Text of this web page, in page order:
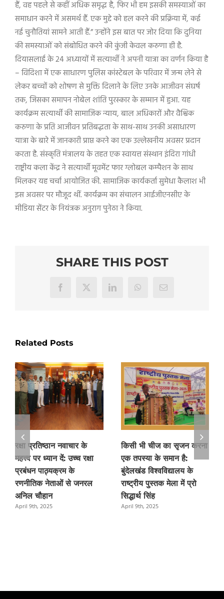
हैं, वह पहले से कहीं अधिक समृद्ध है, फिर भी हम इसकी समस्याओं का
समाधान करने में असमर्थ हैं. एक मुद्दे को हल करने की प्रक्रिया में, कई
नई चुनौतियां सामने आती हैं.” उन्होंने इस बात पर जोर दिया कि दुनिया
की समस्याओं को संबोधित करने की कुंजी केवल करुणा ही है.
दियासलाई के 24 अध्यायों में सत्यार्थी ने अपनी यात्रा का वर्णन किया है
– विदिशा में एक साधारण पुलिस कांस्टेबल के परिवार में जन्म लेने से
लेकर बच्चों को शोषण से मुक्ति दिलाने के लिए उनके आजीवन संघर्ष
तक, जिसका समापन नोबेल शांति पुरस्कार के सम्मान में हुआ. यह
कार्यक्रम सत्यार्थी की सामाजिक न्याय, बाल अधिकारों और वैश्विक
करुणा के प्रति आजीवन प्रतिबद्धता के साथ-साथ उनकी असाधारण
यात्रा के बारे में जानकारी प्राप्त करने का एक उल्लेखनीय अवसर प्रदान
करता है. संस्कृति मंत्रालय के तहत एक स्वायत्त संस्थान इंदिरा गांधी
राष्ट्रीय कला केंद्र ने सत्यार्थी मूवमेंट फार ग्लोबल कम्पैशन के साथ
मिलकर यह चर्चा आयोजित की. सामाजिक कार्यकर्ता सुमेधा कैलाश भी
इस अवसर पर मौजूद थीं. कार्यक्रम का संचालन आईजीएनसीए के
मीडिया सेंटर के नियंत्रक अनुराग पुनेठा ने किया.
SHARE THIS POST
Facebook
X LinkedInWhatsAppEmail
Related Posts
रक्षा प्रतिष्ठान नवाचार के
महत्त्व पर ध्यान दें: उच्च रक्षा
प्रबंधन पाठ्यक्रम के
रणनीतिक नेताओं से जनरल
अनिल चौहान
April 9th, 2025
किसी भी चीज का सृजन करना
एक तपस्या के समान है:
बुंदेलखंड विश्वविद्यालय के
राष्ट्रीय पुस्तक मेला में प्रो
सिद्धार्थ सिंह
April 9th, 2025